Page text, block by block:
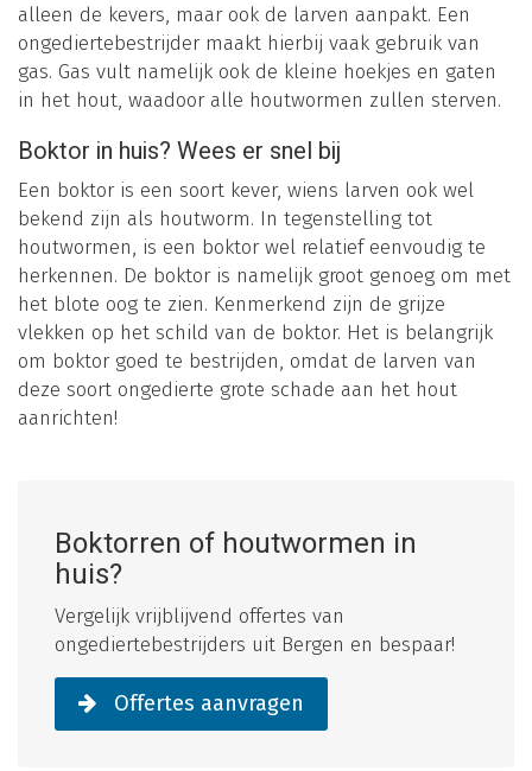
alleen de kevers, maar ook de larven aanpakt. Een
ongediertebestrijder maakt hierbij vaak gebruik van
gas. Gas vult namelijk ook de kleine hoekjes en gaten
in het hout, waadoor alle houtwormen zullen sterven.
Boktor in huis? Wees er snel bij
Een boktor is een soort kever, wiens larven ook wel
bekend zijn als houtworm. In tegenstelling tot
houtwormen, is een boktor wel relatief eenvoudig te
herkennen. De boktor is namelijk groot genoeg om met
het blote oog te zien. Kenmerkend zijn de grijze
vlekken op het schild van de boktor. Het is belangrijk
om boktor goed te bestrijden, omdat de larven van
deze soort ongedierte grote schade aan het hout
aanrichten!
Boktorren of houtwormen in
huis?
Vergelijk vrijblijvend offertes van
ongediertebestrijders uit Bergen en bespaar!
Offertes aanvragen